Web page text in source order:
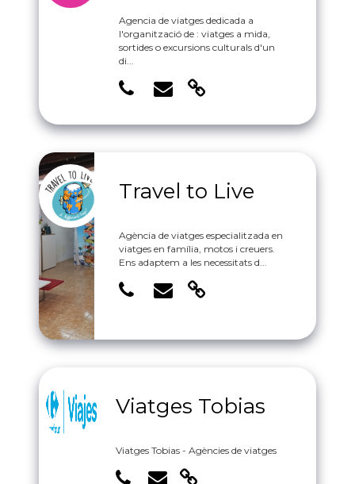
Agencia de viatges dedicada a
l'organització de : viatges a mida,
sortides o excursions culturals d'un
di...
Travel to Live
Agència de viatges especialitzada en
viatges en família, motos i creuers.
Ens adaptem a les necessitats d...
Viatges Tobias
Viatges Tobias - Agències de viatges